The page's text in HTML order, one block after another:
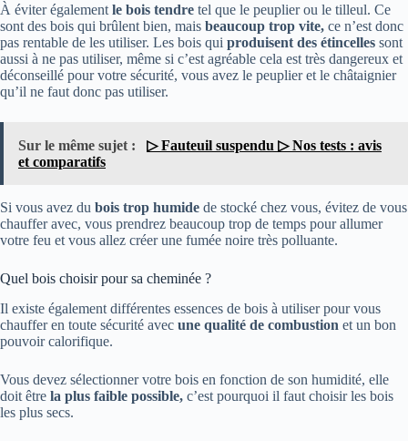
À éviter également le bois tendre tel que le peuplier ou le tilleul. Ce
sont des bois qui brûlent bien, mais beaucoup trop vite, ce n’est donc
pas rentable de les utiliser. Les bois qui produisent des étincelles sont
aussi à ne pas utiliser, même si c’est agréable cela est très dangereux et
déconseillé pour votre sécurité, vous avez le peuplier et le châtaignier
qu’il ne faut donc pas utiliser.
Sur le même sujet :
▷ Fauteuil suspendu ▷ Nos tests : avis
et comparatifs
Si vous avez du bois trop humide de stocké chez vous, évitez de vous
chauffer avec, vous prendrez beaucoup trop de temps pour allumer
votre feu et vous allez créer une fumée noire très polluante.
Quel bois choisir pour sa cheminée ?
Il existe également différentes essences de bois à utiliser pour vous
chauffer en toute sécurité avec une qualité de combustion et un bon
pouvoir calorifique.
Vous devez sélectionner votre bois en fonction de son humidité, elle
doit être la plus faible possible, c’est pourquoi il faut choisir les bois
les plus secs.